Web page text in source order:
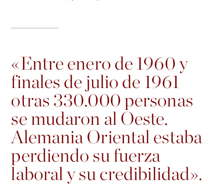
«Entre enero de 1960 y
finales de julio de 1961
otras 330.000 personas
se mudaron al Oeste.
Alemania Oriental estaba
perdiendo su fuerza
laboral y su credibilidad».